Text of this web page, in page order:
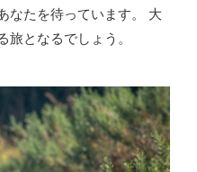
なたを待っています。 大
となるでしょう。